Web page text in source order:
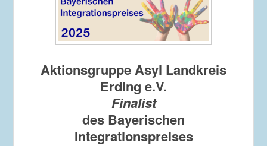
Aktionsgruppe Asyl Landkreis
Erding e.V.
Finalist
des Bayerischen
Integrationspreises